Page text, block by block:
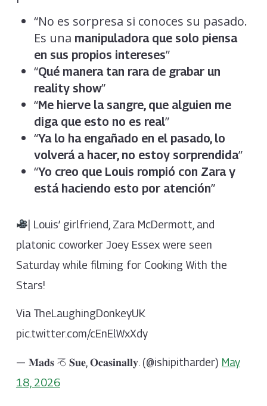
“No es sorpresa si conoces su pasado.
Es una manipuladora que solo piensa
en sus propios intereses”
“Qué manera tan rara de grabar un
reality show”
“Me hierve la sangre, que alguien me
diga que esto no es real”
“Ya lo ha engañado en el pasado, lo
volverá a hacer, no estoy sorprendida”
“Yo creo que Louis rompió con Zara y
está haciendo esto por atención”
| Louis’ girlfriend, Zara McDermott, and
platonic coworker Joey Essex were seen
Saturday while filming for Cooking With the
Stars!
Via TheLaughingDonkeyUK
pic.twitter.com/cEnElWxXdy
— 𝐌𝐚𝐝𝐬 ♑︎ 𝐒𝐮𝐞, 𝐎𝐜𝐚𝐬𝐢𝐧𝐚𝐥𝐥𝐲. (@ishipitharder) May
18, 2026